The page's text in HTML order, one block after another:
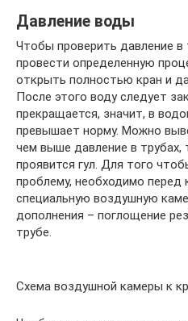
Давление воды
Чтобы проверить давление в
провести определенную
открыть полностью кран и
После этого воду следует
прекращается, значит, в
превышает норму. Можно
чем выше давление в трубах,
проявится гул. Для того
проблему, необходимо перед
специальную воздушную
дополнения – поглощение
трубе.
Схема воздушной камеры к